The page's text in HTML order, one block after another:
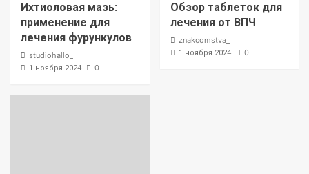
Ихтиоловая мазь:
применение для
лечения фурункулов
studiohallo_
1 ноября 2024 0
Обзор таблеток для
лечения от ВПЧ
znakcomstva_
1 ноября 2024 0